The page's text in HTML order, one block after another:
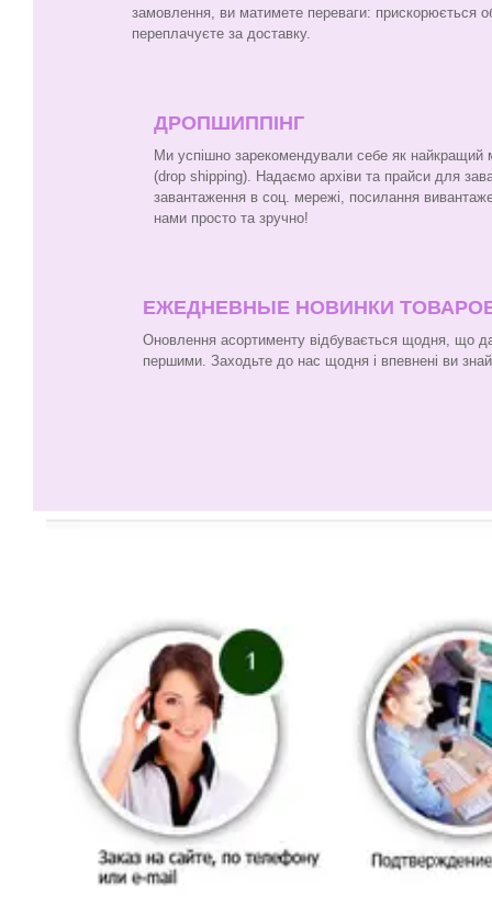
замовлення, ви матимете переваги: прискорюється
переплачуєте за доставку.
ДРОПШИППІНГ
Ми успішно зарекомендували себе як найкращий
(drop shipping). Надаємо архіви та прайси для
завантаження в соц. мережі, посилання
нами просто та зручно!
ЕЖЕДНЕВНЫЕ НОВИНКИ
Оновлення асортименту відбувається щодня, що
першими. Заходьте до нас щодня і впевнені ви